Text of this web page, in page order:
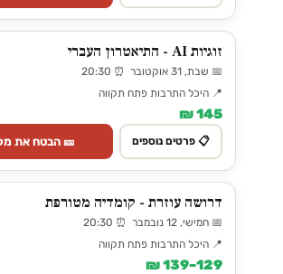
זוגיות AI - התיאטרון העברי
📅 שבת, 31 אוקטובר ⏰ 20:30
📍 היכל התרבות פתח תקווה
145 ₪
📋 פרטים נוספים 🎫 הבטח את
דרושה עוזרת - קומדיה מטורפת
📅 חמישי, 12 נובמבר ⏰ 20:30
📍 היכל התרבות פתח תקווה
129–139 ₪